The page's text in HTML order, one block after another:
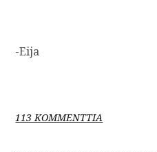
-Eija
113 KOMMENTTIA